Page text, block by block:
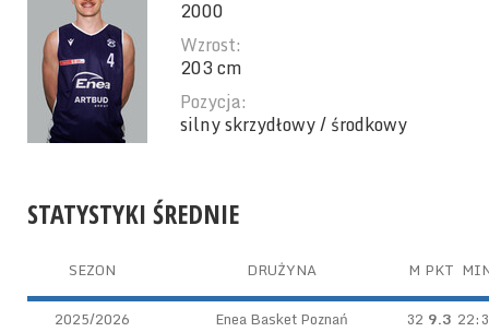
2000
Wzrost:
203 cm
Pozycja:
silny skrzydłowy / środkowy
STATYSTYKI ŚREDNIE
SEZON DRUŻYNA M PKT
2025/2026 Enea Basket Poznań 32 9.3